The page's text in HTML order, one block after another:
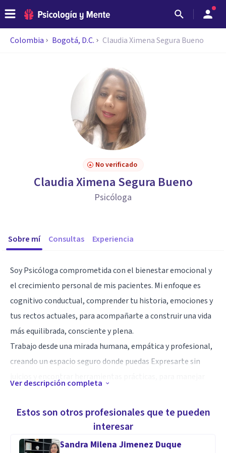
Colombia Bogotá, D.C. Claudia Ximena Segura Bueno
No verificado
Claudia Ximena Segura Bueno
Psicóloga
Sobre mí Consultas Experiencia
Soy Psicóloga comprometida con el bienestar emocional y
el crecimiento personal de mis pacientes. Mi enfoque es
cognitivo conductual, comprender tu historia, emociones y
tus rectos actuales, para acompañarte a construir una vida
más equilibrada, consciente y plena.
Trabajo desde una mirada humana, empática y profesional,
creando un espacio seguro donde puedas Expresarte sin
Especialidad
humana, empática y ética, basada en la escucha activa y el
Ver descripción completa
Estos son otros profesionales que te pueden
interesar
Sandra Milena Jimenez Duque